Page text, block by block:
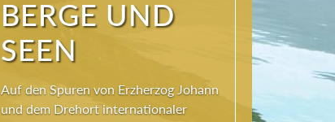
NATUR PUR
Ausseerland neue Kraft und viel
Inspiration. Das Wirkungsvermögen